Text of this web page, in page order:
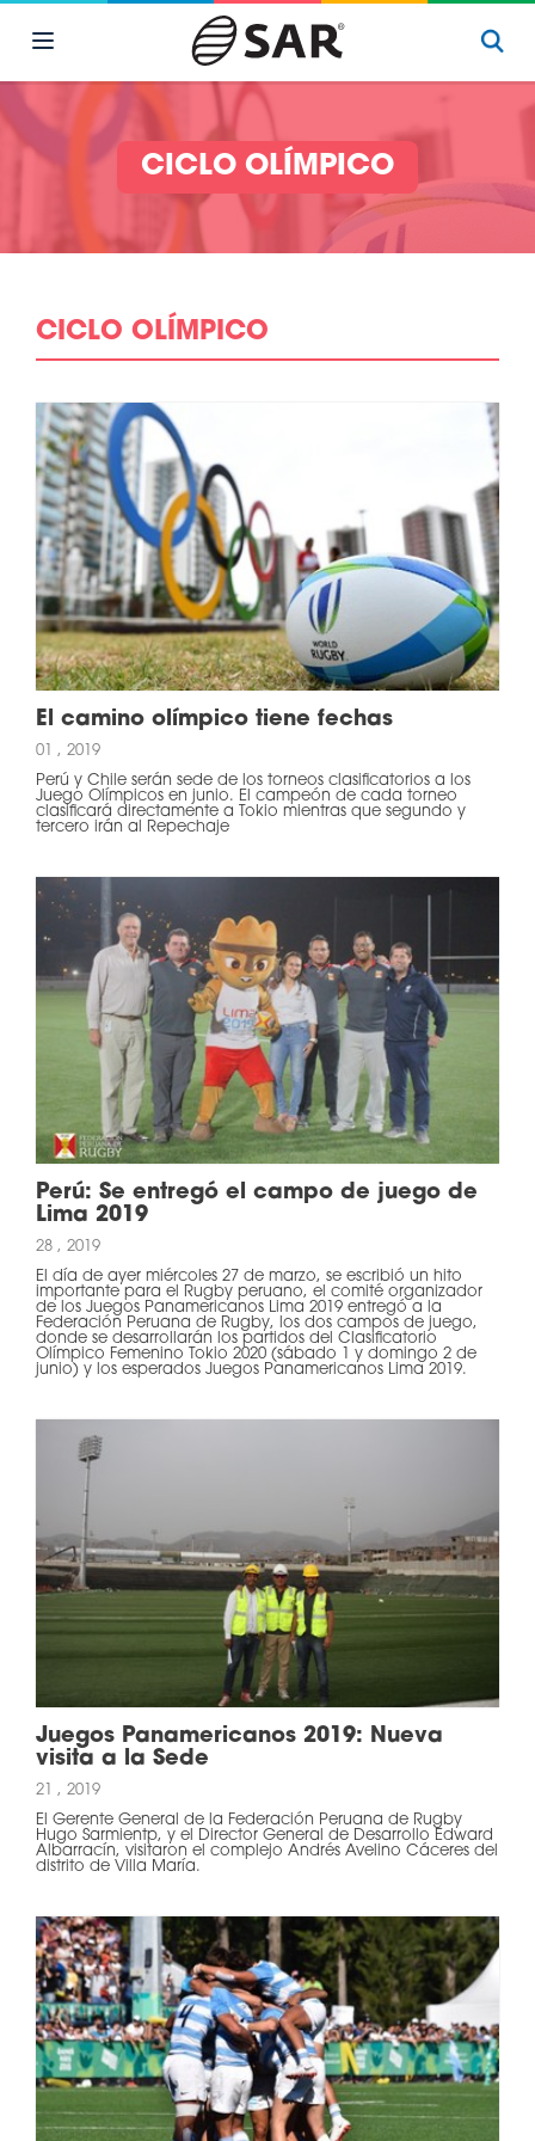
CICLO OLÍMPICO
CICLO OLÍMPICO
El camino olímpico tiene fechas
01 , 2019
Perú y Chile serán sede de los torneos clasificatorios a los
Juego Olímpicos en junio. El campeón de cada torneo
clasificará directamente a Tokio mientras que segundo y
tercero irán al Repechaje
Perú: Se entregó el campo de juego de
Lima 2019
28 , 2019
El día de ayer miércoles 27 de marzo, se escribió un hito
importante para el Rugby peruano, el comité organizador
de los Juegos Panamericanos Lima 2019 entregó a la
Federación Peruana de Rugby, los dos campos de juego,
donde se desarrollarán los partidos del Clasificatorio
Olímpico Femenino Tokio 2020 (sábado 1 y domingo 2 de
junio) y los esperados Juegos Panamericanos Lima 2019.
Juegos Panamericanos 2019: Nueva
visita a la Sede
21 , 2019
El Gerente General de la Federación Peruana de Rugby
Hugo Sarmientp, y el Director General de Desarrollo Edward
Albarracín, visitaron el complejo Andrés Avelino Cáceres del
distrito de Villa María.